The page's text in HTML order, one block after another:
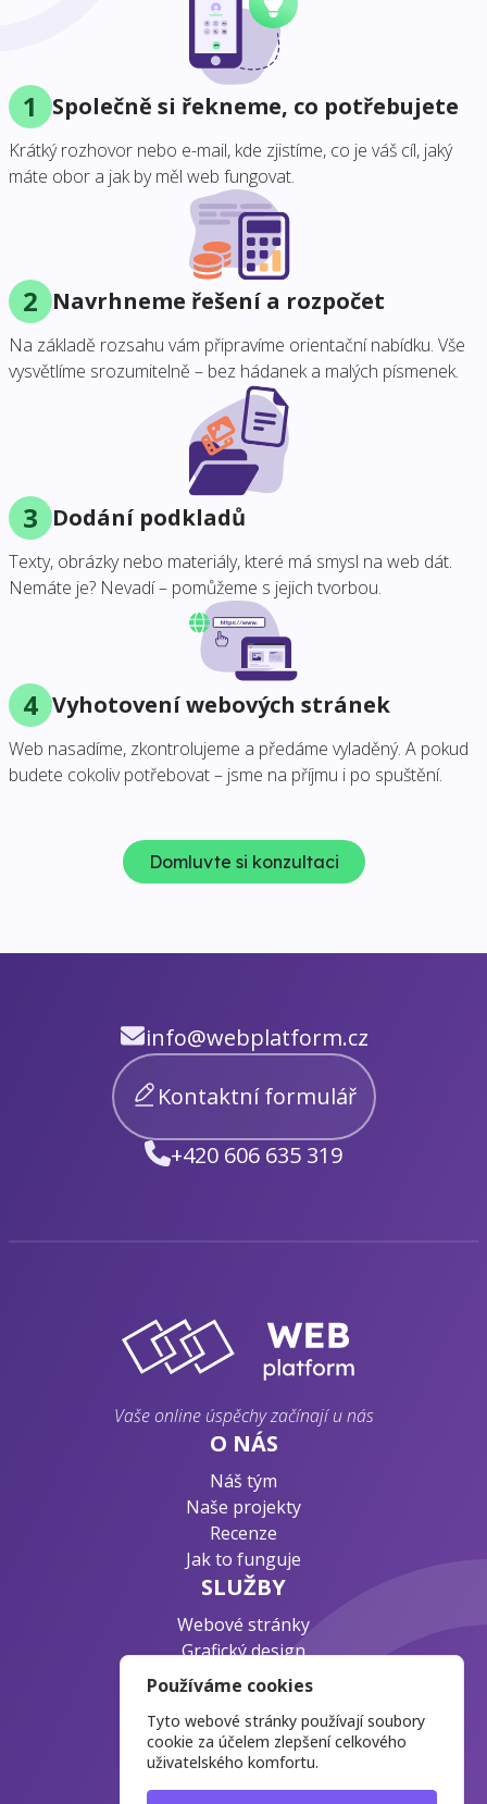
1 Společně si řekneme, co potřebujete
Krátký rozhovor nebo e-mail, kde zjistíme, co je váš cíl, jaký
máte obor a jak by měl web fungovat.
2 Navrhneme řešení a rozpočet
Na základě rozsahu vám připravíme orientační nabídku. Vše
vysvětlíme srozumitelně – bez hádanek a malých písmenek.
3 Dodání podkladů
Texty, obrázky nebo materiály, které má smysl na web dát.
Nemáte je? Nevadí – pomůžeme s jejich tvorbou.
4 Vyhotovení webových stránek
Web nasadíme, zkontrolujeme a předáme vyladěný. A pokud
budete cokoliv potřebovat – jsme na příjmu i po spuštění.
Domluvte si konzultaci
info@webplatform.cz
Kontaktní formulář
+420 606 635 319
Vaše online úspěchy začínají u nás
O NÁS
Náš tým
Naše projekty
Recenze
Jak to funguje
SLUŽBY
Webové stránky
Grafický design
Byznys konzultace
Ochrana osobních údajů
Časté otázky
Blog o webdesignu
Používáme cookies
Tyto webové stránky používají soubory
cookie za účelem zlepšení celkového
uživatelského komfortu.